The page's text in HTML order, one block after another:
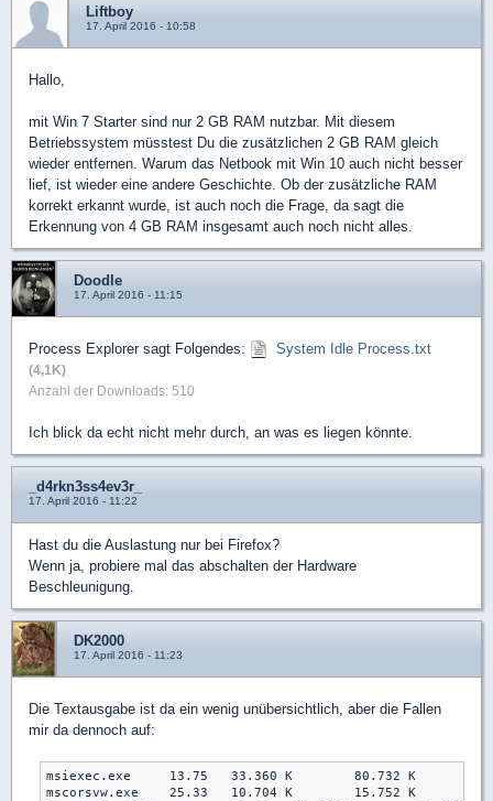
Liftboy
17. April 2016 - 10:58
Hallo,
mit Win 7 Starter sind nur 2 GB RAM nutzbar. Mit diesem
Betriebssystem müsstest Du die zusätzlichen 2 GB RAM gleich
wieder entfernen. Warum das Netbook mit Win 10 auch nicht besser
lief, ist wieder eine andere Geschichte. Ob der zusätzliche RAM
korrekt erkannt wurde, ist auch noch die Frage, da sagt die
Erkennung von 4 GB RAM insgesamt auch noch nicht alles.
Doodle
17. April 2016 - 11:15
Process Explorer sagt Folgendes: System Idle Process.txt
(4,1K)
Anzahl der Downloads: 510
Ich blick da echt nicht mehr durch, an was es liegen könnte.
_d4rkn3ss4ev3r_
17. April 2016 - 11:22
Hast du die Auslastung nur bei Firefox?
Wenn ja, probiere mal das abschalten der Hardware
Beschleunigung.
DK2000
17. April 2016 - 11:23
Die Textausgabe ist da ein wenig unübersichtlich, aber die Fallen
mir da dennoch auf:
msiexec.exe	13.75	33.360 K	80.732 K	484	Windows® Installer	Microsoft Corporation
mscorsvw.exe	25.33	10.704 K	15.752 K	1932